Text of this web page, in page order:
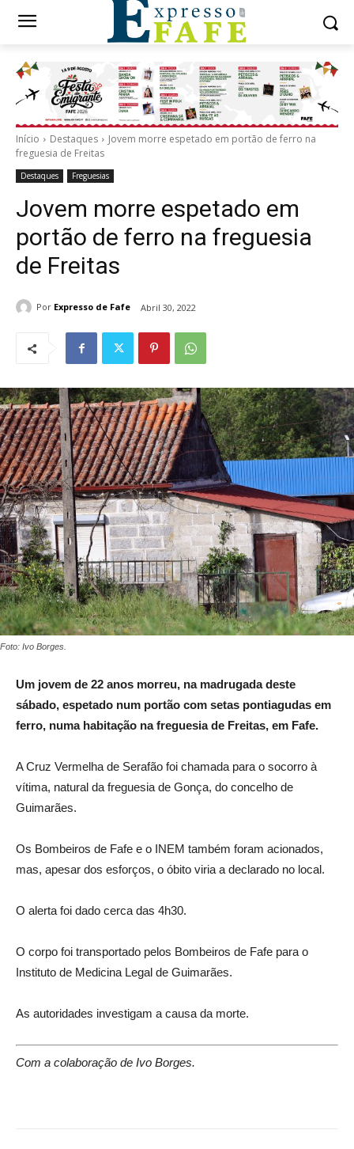
Início Destaques
Jovem morre espetado em portão de ferro na
freguesia de Freitas
Destaques Freguesias
Jovem morre espetado em
portão de ferro na freguesia
de Freitas
Por Expresso de Fafe Abril 30, 2022
Foto: Ivo Borges.
Um jovem de 22 anos morreu, na madrugada deste
sábado, espetado num portão com setas pontiagudas em
ferro, numa habitação na freguesia de Freitas, em Fafe.
A Cruz Vermelha de Serafão foi chamada para o socorro à
vítima, natural da freguesia de Gonça, do concelho de
Guimarães.
Os Bombeiros de Fafe e o INEM também foram acionados,
mas, apesar dos esforços, o óbito viria a declarado no local.
O alerta foi dado cerca das 4h30.
O corpo foi transportado pelos Bombeiros de Fafe para o
Instituto de Medicina Legal de Guimarães.
As autoridades investigam a causa da morte.
Com a colaboração de Ivo Borges.